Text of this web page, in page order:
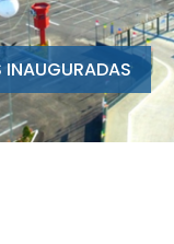
INAUGURADAS